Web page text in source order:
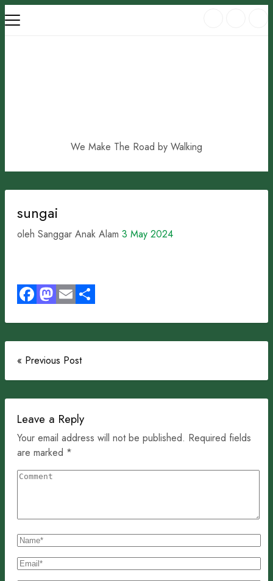
Skip
to
We Make The Road by Walking
sungai
oleh Sanggar Anak Alam 3 May 2024
« Previous Post
Leave a Reply
Your email address will not be published. Required fields
are marked *